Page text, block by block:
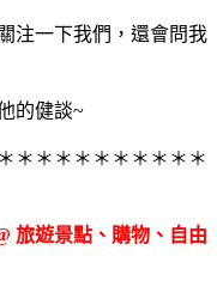
注一下我們，還會問我
的健談~
＊＊＊＊＊＊＊＊＊＊
旅遊景點、購物、自由